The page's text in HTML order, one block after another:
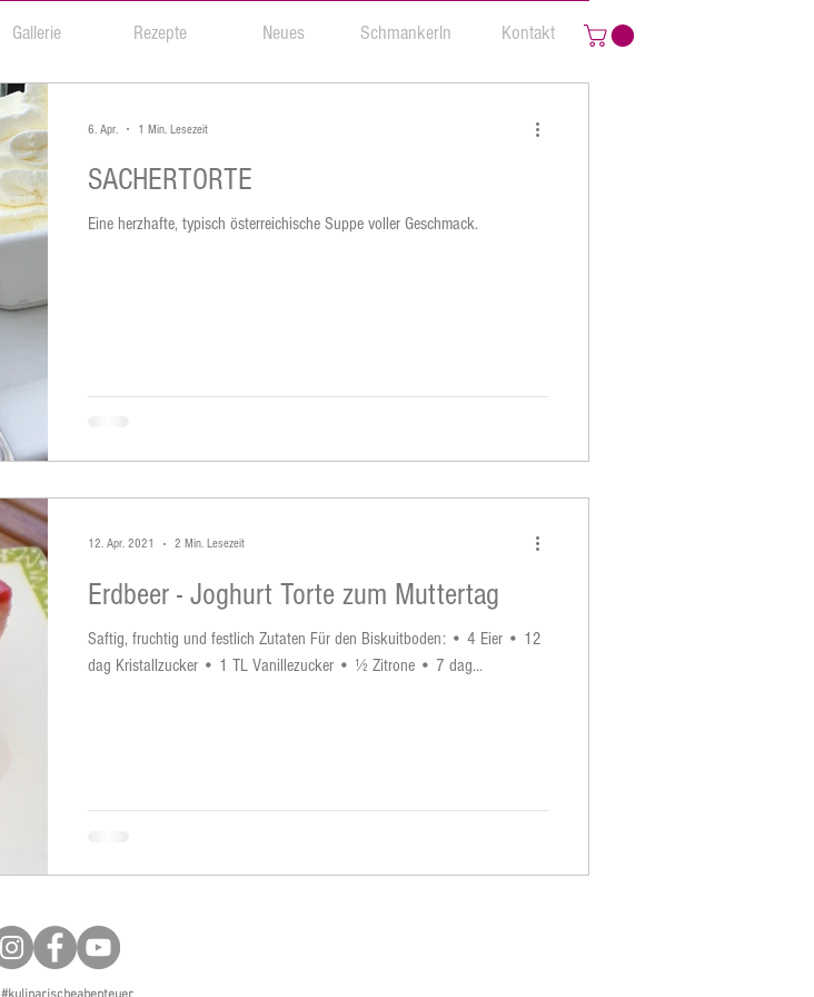
Gallerie Rezepte Neues Schmankerln Kontakt
SACHERTORTE
Eine herzhafte, typisch österreichische Suppe voller Geschmack.
6. Apr. 1 Min. Lesezeit
Erdbeer - Joghurt Torte zum Muttertag
Saftig, fruchtig und festlich Zutaten Für den Biskuitboden: • 4 Eier • 12
dag Kristallzucker • 1 TL Vanillezucker • ½ Zitrone • 7 dag...
12. Apr. 2021 2 Min. Lesezeit